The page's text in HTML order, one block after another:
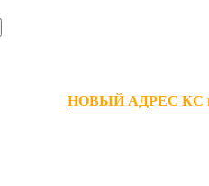
НОВЫЙ АДРЕС КС в